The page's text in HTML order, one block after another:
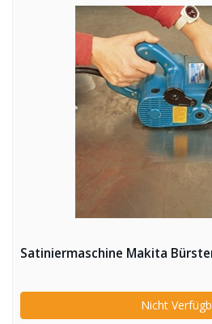
Satiniermaschine Makita
Nicht